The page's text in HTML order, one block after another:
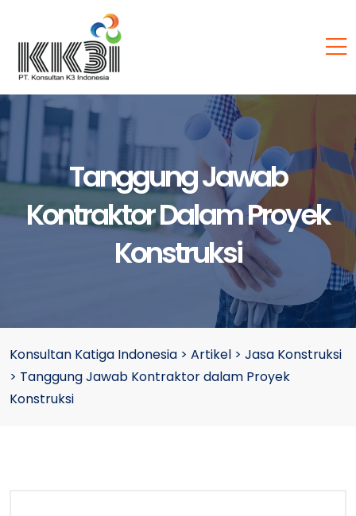
Tanggung Jawab
Kontraktor Dalam Proyek
Konstruksi
Konsultan Katiga Indonesia > Artikel > Jasa Konstruksi
> Tanggung Jawab Kontraktor dalam Proyek
Konstruksi